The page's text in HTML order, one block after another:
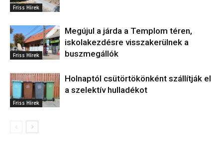
Friss Hírek
Friss Hírek
Megújul a járda a Templom téren,
iskolakezdésre visszakerülnek a
buszmegállók
Friss Hírek
Holnaptól csütörtökönként szállítják el
a szelektív hulladékot